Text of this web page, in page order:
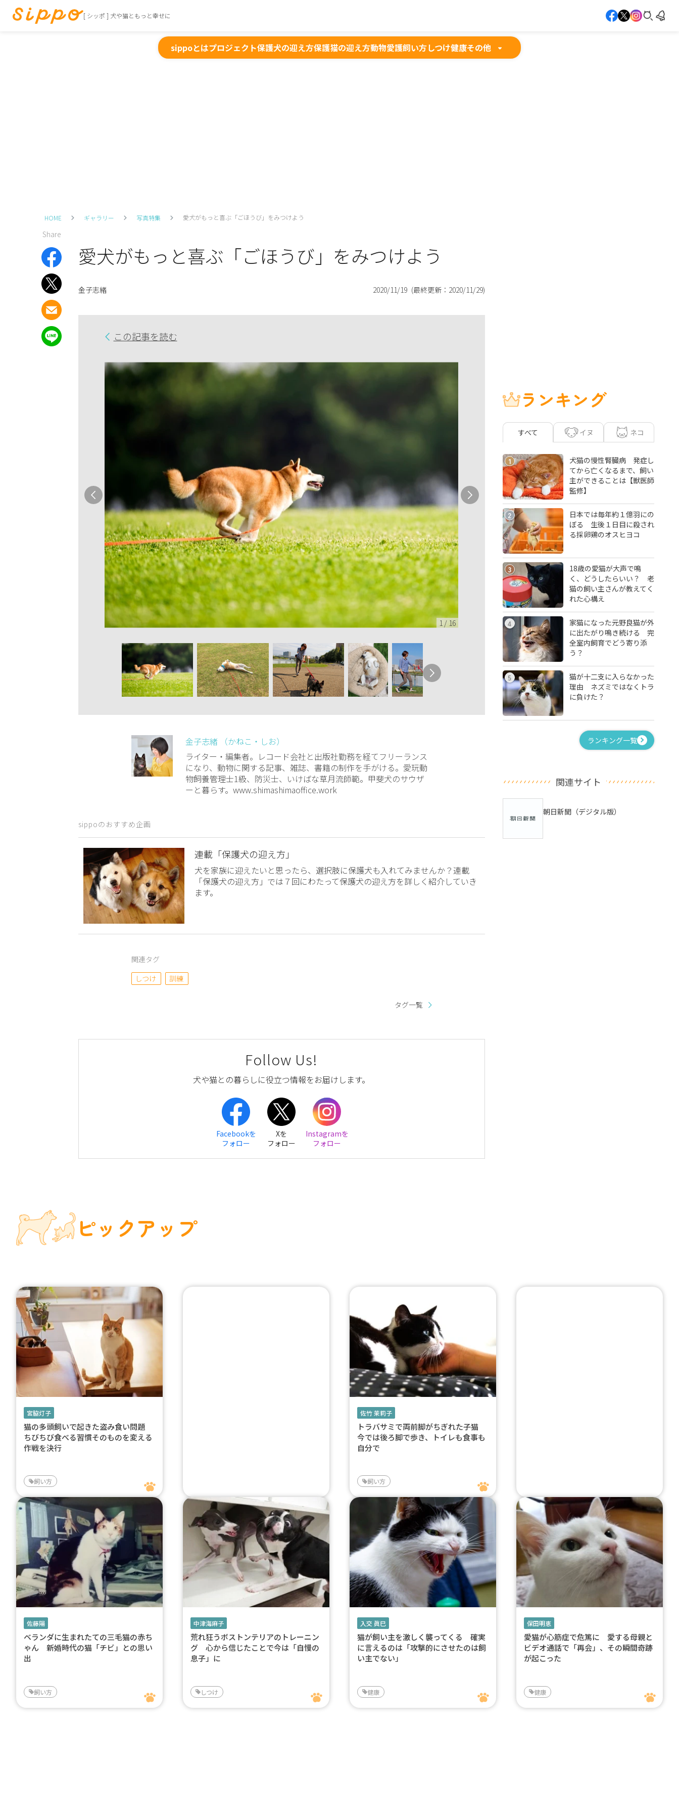
[ シッポ ] 犬や猫ともっと幸せに
sippoとはプロジェクト保護犬の迎え方保護猫の迎え方動物愛護飼い方しつけ健康その他
HOME ギャラリー 写真特集 愛犬がもっと喜ぶ「ごほうび」をみつけよう
Share
愛犬がもっと喜ぶ「ごほうび」をみつけよう
金子志緒 2020/11/19 (最終更新： 2020/11/29)
この記事を読む
1 / 16
金子志緒 （かねこ・しお）
ライター・編集者。レコード会社と出版社勤務を経てフリーランス
になり、動物に関する記事、雑誌、書籍の制作を手がける。愛玩動
物飼養管理士1級、防災士、いけばな草月流師範。甲斐犬のサウザ
ーと暮らす。www.shimashimaoffice.work
sippoのおすすめ企画
連載「保護犬の迎え方」
犬を家族に迎えたいと思ったら、選択肢に保護犬も入れてみませんか？連載
「保護犬の迎え方」では７回にわたって保護犬の迎え方を詳しく紹介していき
ます。
関連タグ
しつけ
訓練
タグ一覧
Follow Us!
犬や猫との暮らしに役立つ情報をお届けします。
Facebookを
フォロー
Xを
フォロー
Instagramを
フォロー
ランキング
すべて イヌ ネコ
1
犬猫の慢性腎臓病 発症し
てから亡くなるまで、飼い
主ができることは【獣医師
監修】
2
日本では毎年約１億羽にの
ぼる 生後１日目に殺され
る採卵鶏のオスヒヨコ
3
18歳の愛猫が大声で鳴
く、どうしたらいい？ 老
猫の飼い主さんが教えてく
れた心構え
4
家猫になった元野良猫が外
に出たがり鳴き続ける 完
全室内飼育でどう寄り添
う？
5
猫が十二支に入らなかった
理由 ネズミではなくトラ
に負けた？
ランキング一覧
関連サイト
朝日新聞（デジタル版）
ピックアップ
宮脇灯子
猫の多頭飼いで起きた盗み食い問題
ちびちび食べる習慣そのものを変える
作戦を決行
飼い方
佐竹 茉莉子
トラバサミで両前脚がちぎれた子猫
今では後ろ脚で歩き、トイレも食事も
自分で
飼い方
佐藤陽
ベランダに生まれたての三毛猫の赤ち
ゃん 新婚時代の猫「チビ」との思い
出
飼い方
中津海麻子
荒れ狂うボストンテリアのトレーニン
グ 心から信じたことで今は「自慢の
息子」に
しつけ
入交 眞巳
猫が飼い主を激しく襲ってくる 確実
に言えるのは「攻撃的にさせたのは飼
い主でない」
健康
保田明恵
愛猫が心筋症で危篤に 愛する母親と
ビデオ通話で「再会」、その瞬間奇跡
が起こった
健康